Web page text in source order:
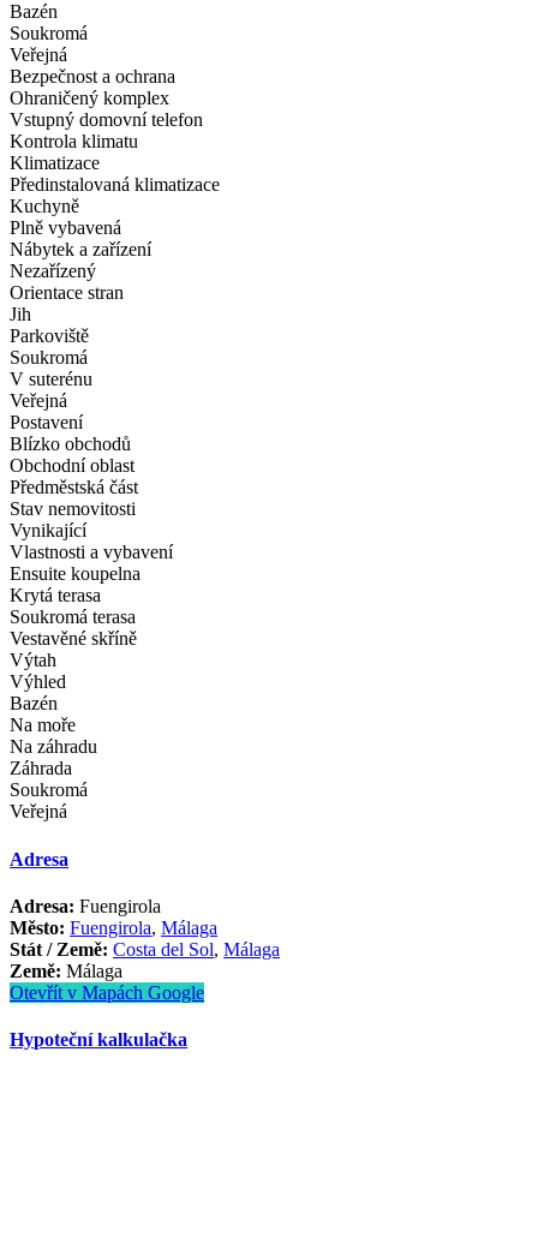
Bazén
Soukromá
Veřejná
Bezpečnost a ochrana
Ohraničený komplex
Vstupný domovní telefon
Kontrola klimatu
Klimatizace
Předinstalovaná klimatizace
Kuchyně
Plně vybavená
Nábytek a zařízení
Nezařízený
Orientace stran
Jih
Parkoviště
Soukromá
V suterénu
Veřejná
Postavení
Blízko obchodů
Obchodní oblast
Předměstská část
Stav nemovitosti
Vynikající
Vlastnosti a vybavení
Ensuite koupelna
Krytá terasa
Soukromá terasa
Vestavěné skříně
Výtah
Výhled
Bazén
Na moře
Na záhradu
Záhrada
Soukromá
Veřejná
Adresa
Adresa: Fuengirola
Město: Fuengirola,Málaga
Stát / Země: Costa del Sol,Málaga
Země: Málaga
Otevřít v Mapách Google
Hypoteční kalkulačka